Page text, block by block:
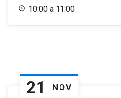
10:00 a 11:00
21 NOV